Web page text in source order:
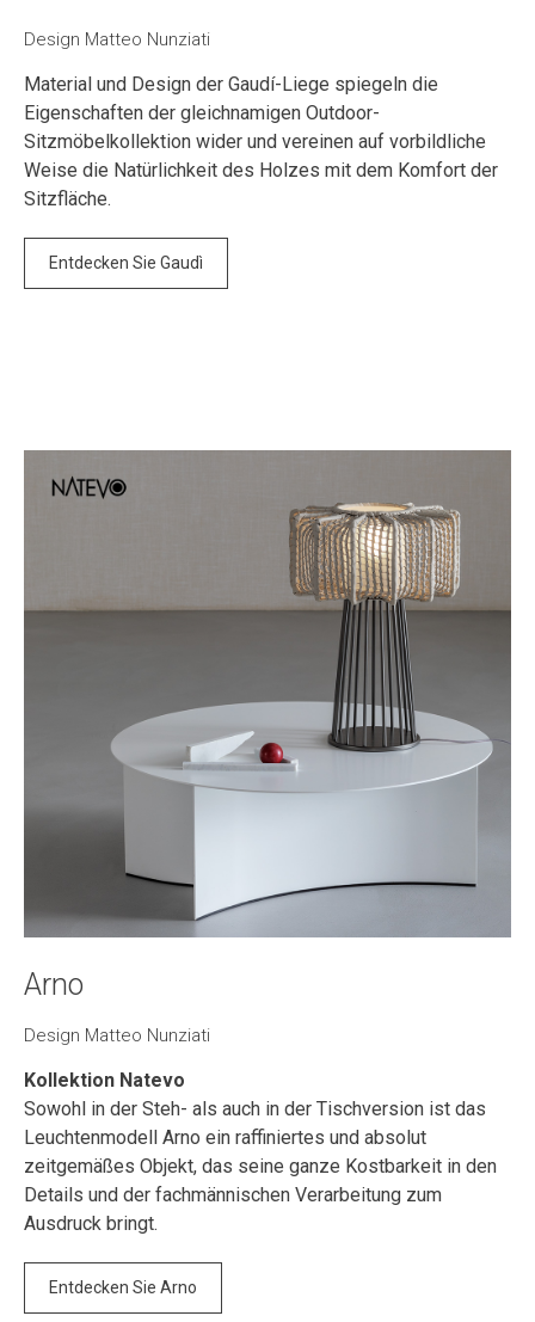
Design Matteo Nunziati
Material und Design der Gaudí-Liege spiegeln die
Eigenschaften der gleichnamigen Outdoor-
Sitzmöbelkollektion wider und vereinen auf vorbildliche
Weise die Natürlichkeit des Holzes mit dem Komfort der
Sitzfläche.
Entdecken Sie Gaudì
Arno
Design Matteo Nunziati
Kollektion Natevo
Sowohl in der Steh- als auch in der Tischversion ist das
Leuchtenmodell Arno ein raffiniertes und absolut
zeitgemäßes Objekt, das seine ganze Kostbarkeit in den
Details und der fachmännischen Verarbeitung zum
Ausdruck bringt.
Entdecken Sie Arno